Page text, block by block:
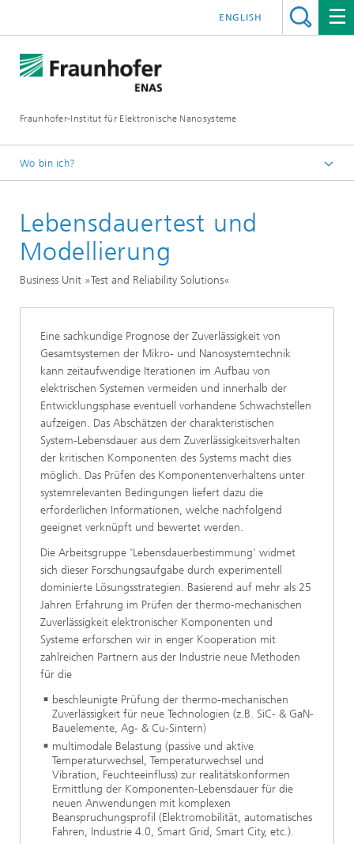
Fraunhofer-Institut für Elektronische Nanosysteme
ENGLISH
Wo bin ich?
Business Units
Test and Reliability Solutions
Lebensdauertest und
Modellierung
Business Unit »Test and Reliability Solutions«
Eine sachkundige Prognose der Zuverlässigkeit von
Gesamtsystemen der Mikro- und Nanosystemtechnik
kann zeitaufwendige Iterationen im Aufbau von
elektrischen Systemen vermeiden und innerhalb der
Entwicklungsphase eventuell vorhandene Schwachstellen
aufzeigen. Das Abschätzen der charakteristischen
System-Lebensdauer aus dem Zuverlässigkeitsverhalten
der kritischen Komponenten des Systems macht dies
möglich. Das Prüfen des Komponentenverhaltens unter
systemrelevanten Bedingungen liefert dazu die
erforderlichen Informationen, welche nachfolgend
geeignet verknüpft und bewertet werden.
Die Arbeitsgruppe 'Lebensdauerbestimmung' widmet
sich dieser Forschungsaufgabe durch experimentell
dominierte Lösungsstrategien. Basierend auf mehr als 25
Jahren Erfahrung im Prüfen der thermo-mechanischen
Zuverlässigkeit elektronischer Komponenten und
Systeme erforschen wir in enger Kooperation mit
zahlreichen Partnern aus der Industrie neue Methoden
für die
beschleunigte Prüfung der thermo-mechanischen
Zuverlässigkeit für neue Technologien (z.B. SiC- & GaN-
Bauelemente, Ag- & Cu-Sintern)
multimodale Belastung (passive und aktive
Temperaturwechsel, Temperaturwechsel und
Vibration, Feuchteeinfluss) zur realitätskonformen
Ermittlung der Komponenten-Lebensdauer für die
neuen Anwendungen mit komplexen
Beanspruchungsprofil (Elektromobilität, automatisches
Fahren, Industrie 4.0, Smart Grid, Smart City, etc.).